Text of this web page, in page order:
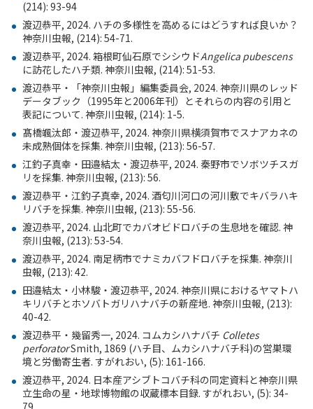
(214): 93-94
渡辺恭平, 2024. ハチの多様性を高めるにはどうすれば良いか？
神奈川虫報, (214): 54-71.
渡辺恭平, 2024. 箱根町仙石原でシシウドAngelica pubescens
に訪花したハチ類. 神奈川虫報, (214): 51-53.
渡辺恭平・「神奈川虫報」編集委員会, 2024. 神奈川県のレッド
データブック（1995年と2006年刊）とそれらの内容の引用と
表記について. 神奈川虫報, (214): 1-5.
髙橋颯汰郎・渡辺恭平, 2024. 神奈川県横須賀市でスナアカネの
未成熟個体を採集. 神奈川虫報, (213): 56-57.
江釣子真幸・田邉結太・渡辺恭平, 2024. 秦野市でソボツチスガ
リを採集. 神奈川虫報, (213): 56.
渡辺恭平・江釣子真幸, 2024. 酒匂川河口の河川敷でキバラハキ
リバチを採集. 神奈川虫報, (213): 55-56.
渡辺恭平, 2024. 山北町でカバオビドロバチの生息地を確認. 神
奈川虫報, (213): 53-54.
渡辺恭平, 2024. 南足柄市でナミカバフドロバチを採集. 神奈川
虫報, (213): 42.
田邉結太・小林駿・渡辺恭平, 2024. 神奈川県におけるヤマトハ
キリバチとホソバトガリハナバチの新産地. 神奈川虫報, (213):
40-42.
渡辺恭平・幾留秀一, 2024. コムカシハナバチ Colletes
perforatorSmith, 1869 (ハチ目、ムカシハナバチ科)の営巣環
境と労働寄生者. すがれおい, (5): 161-166.
渡辺恭平, 2024. 日本産アシブトコバチ科の同定資料と神奈川県
立生命の星・地球博物館の収蔵標本目録. すがれおい, (5): 34-
79.